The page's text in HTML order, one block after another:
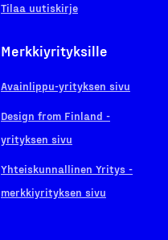
Tilaa uutiskirje
Merkkiyrityksille
Avainlippu-yrityksen sivu
Design from Finland -
yrityksen sivu
Yhteiskunnallinen Yritys -
merkkiyrityksen sivu